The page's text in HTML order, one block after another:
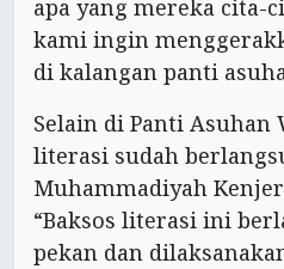
apa yang mereka cita-
kami ingin
di kalangan panti
Selain di Panti Asuhan
literasi sudah
Muhammadiyah
“Baksos literasi ini
pekan dan